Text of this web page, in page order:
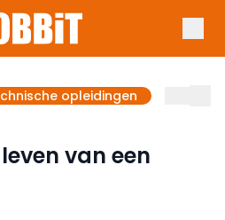
opleidingen
van een